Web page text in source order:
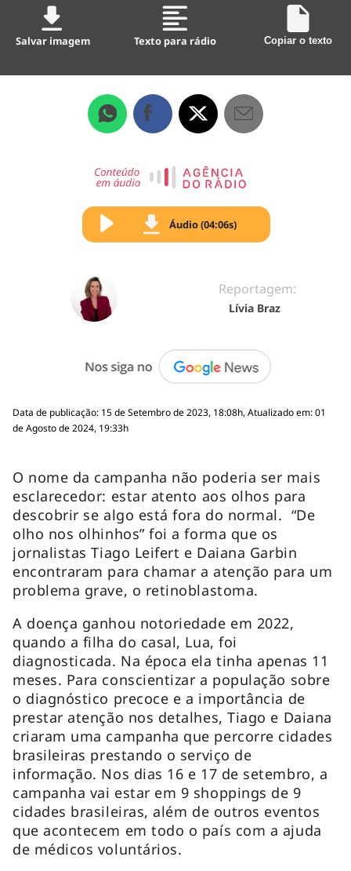
Salvar imagem Texto para rádio Copiar o texto
Áudio (04:06s)
Reportagem:
Lívia Braz
Data de publicação: 15 de Setembro de 2023, 18:08h, Atualizado em: 01
de Agosto de 2024, 19:33h
O nome da campanha não poderia ser mais
esclarecedor: estar atento aos olhos para
descobrir se algo está fora do normal. “De
olho nos olhinhos” foi a forma que os
jornalistas Tiago Leifert e Daiana Garbin
encontraram para chamar a atenção para um
problema grave, o retinoblastoma.
A doença ganhou notoriedade em 2022,
quando a filha do casal, Lua, foi
diagnosticada. Na época ela tinha apenas 11
meses. Para conscientizar a população sobre
o diagnóstico precoce e a importância de
prestar atenção nos detalhes, Tiago e Daiana
criaram uma campanha que percorre cidades
brasileiras prestando o serviço de
informação. Nos dias 16 e 17 de setembro, a
campanha vai estar em 9 shoppings de 9
cidades brasileiras, além de outros eventos
que acontecem em todo o país com a ajuda
de médicos voluntários.